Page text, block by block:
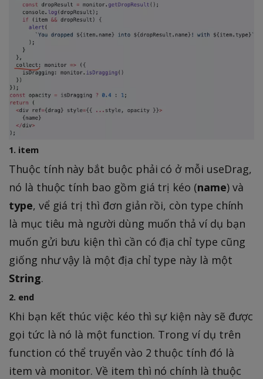
1. item
Thuộc tính này bắt buộc phải có ở mỗi useDrag,
nó là thuộc tính bao gồm giá trị kéo (name) và
type, vể giá trị thì đơn giản rồi, còn type chính
là mục tiêu mà người dùng muốn thả ví dụ bạn
muốn gửi bưu kiện thì cần có địa chỉ type cũng
giống như vậy là một địa chỉ type này là một
String.
2. end
Khi bạn kết thúc việc kéo thì sự kiện này sẽ được
gọi tức là nó là một function. Trong ví dụ trên
function có thể truyển vào 2 thuộc tính đó là
item và monitor. Về item thì nó chính là thuộc